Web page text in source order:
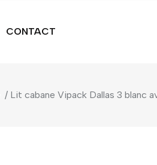
CONTACT
/ Lit cabane Vipack Dallas 3 blanc